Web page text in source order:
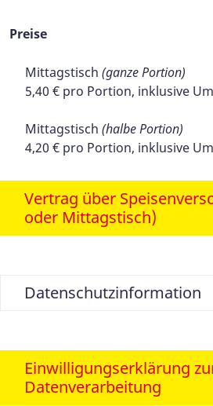
Preise
Mittagstisch (ganze Portion)
5,40 € pro Portion, inklusive
Mittagstisch (halbe Portion)
4,20 € pro Portion, inklusive
Vertrag über
oder Mittagstisch)
Datenschutzinformation
Einwilligungserklärung
Datenverarbeitung